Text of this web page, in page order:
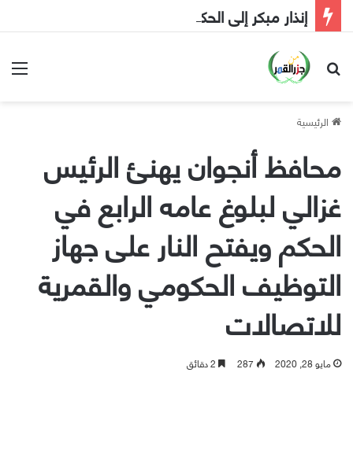
إنذار مبكر إلى الحكومة
بحث عن
الرئيسية
محافظ أنجوان يهنئ الرئيس
غزالي لبلوغ عامه الرابع في
الحكم ويفتح النار على جهاز
التوظيف الحكومي والقمرية
للاتصالات
مايو 28, 2020 287